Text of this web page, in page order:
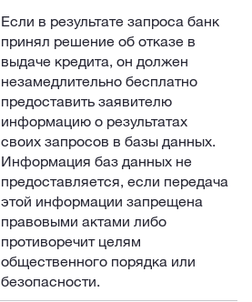
Если в результате запроса банк
принял решение об отказе в
выдаче кредита, он должен
незамедлительно бесплатно
предоставить заявителю
информацию о результатах
своих запросов в базы данных.
Информация баз данных не
предоставляется, если передача
этой информации запрещена
правовыми актами либо
противоречит целям
общественного порядка или
безопасности.